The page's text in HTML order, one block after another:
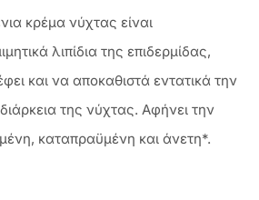
κρέμα νύχτας είναι
λιπίδια της επιδερμίδας,
και να αποκαθιστά εντατικά την
της νύχτας. Αφήνει την
καταπραϋμένη και άνετη*.